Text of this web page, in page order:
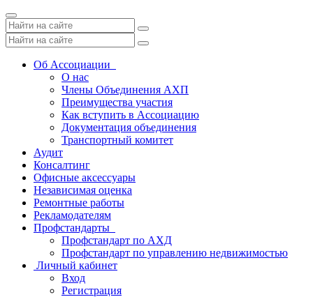
Toggle
navigation
Об Ассоциации
О нас
Члены Объединения АХП
Преимущества участия
Как вступить в Ассоциацию
Документация объединения
Транспортный комитет
Аудит
Консалтинг
Офисные аксессуары
Независимая оценка
Ремонтные работы
Рекламодателям
Профстандарты
Профстандарт по АХД
Профстандарт по управлению недвижимостью
Личный кабинет
Вход
Регистрация